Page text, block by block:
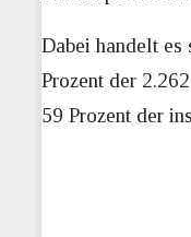
Dabei handelt
Prozent der
59 Prozent der